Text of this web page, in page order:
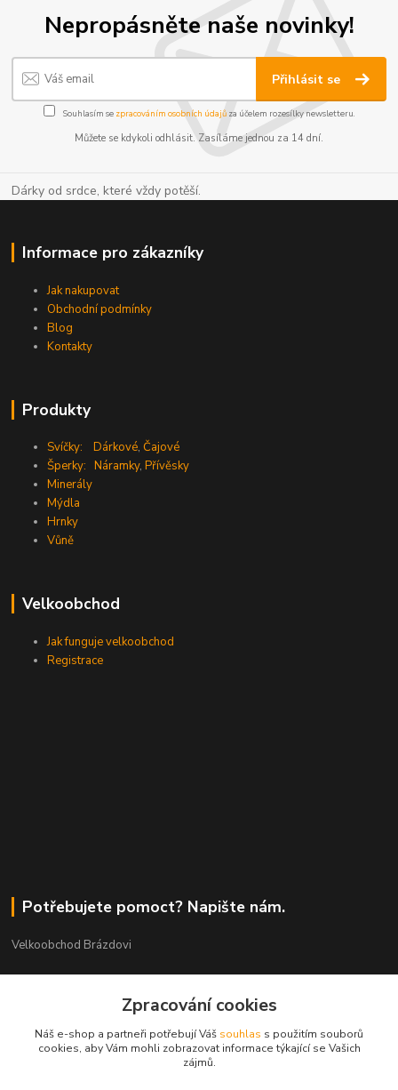
Nepropásněte naše novinky!
Přihlásit se
Souhlasím se zpracováním osobních údajůza účelem rozesílky newsletteru.
Můžete se kdykoli odhlásit. Zasíláme jednou za 14 dní.
Dárky od srdce, které vždy potěší.
Informace pro zákazníky
Jak nakupovat
Obchodní podmínky
Blog
Kontakty
Produkty
Svíčky: Dárkové,Čajové
Šperky: Náramky,Přívěsky
Minerály
Mýdla
Hrnky
Vůně
Velkoobchod
Jak funguje velkoobchod
Registrace
Potřebujete pomoct? Napište nám.
Velkoobchod Brázdovi
+420 602 565 661
brazdovi@svicky-kameny.cz
Zpracování cookies
Náš e-shop a partneři potřebují Váš souhlas s použitím souborů
cookies, aby Vám mohli zobrazovat informace týkající se Vašich
zájmů.